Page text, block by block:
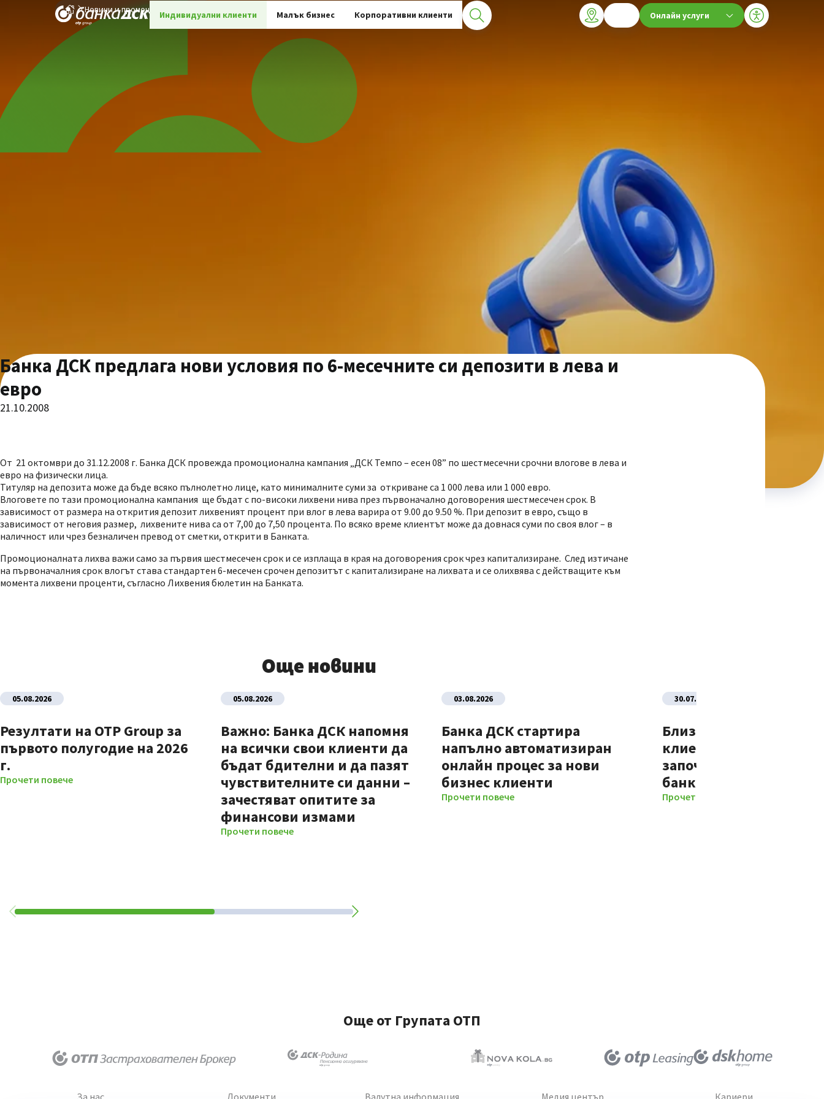
Индивидуални клиенти Малък бизнес Корпоративни клиенти Онлайн услуги
Новини и промоции
Банка ДСК предлага нови условия по 6-месечните си депозити в лева и
евро
21.10.2008
От 21 октомври до 31.12.2008 г. Банка ДСК провежда промоционална кампания „ДСК Темпо – есен 08” по шестмесечни срочни влогове в лева и
евро на физически лица.
Титуляр на депозита може да бъде всяко пълнолетно лице, като минималните суми за откриване са 1 000 лева или 1 000 евро.
Влоговете по тази промоционална кампания ще бъдат с по-високи лихвени нива през първоначално договорения шестмесечен срок. В
зависимост от размера на открития депозит лихвеният процент при влог в лева варира от 9.00 до 9.50 %. При депозит в евро, също в
зависимост от неговия размер, лихвените нива са от 7,00 до 7,50 процента. По всяко време клиентът може да довнася суми по своя влог – в
наличност или чрез безналичен превод от сметки, открити в Банката.
Промоционалната лихва важи само за първия шестмесечен срок и се изплаща в края на договорения срок чрез капитализиране. След изтичане
на първоначалния срок влогът става стандартен 6-месечен срочен депозитът с капитализиране на лихвата и се олихвява с действащите към
момента лихвени проценти, съгласно Лихвения бюлетин на Банката.
Още новини
05.08.2026
Резултати на OTP Group за
първото полугодие на 2026
г.
Прочети повече
05.08.2026
Важно: Банка ДСК напомня
на всички свои клиенти да
бъдат бдителни и да пазят
чувствителните си данни –
зачестяват опитите за
финансови измами
Прочети повече
03.08.2026
Банка ДСК стартира
напълно автоматизиран
онлайн процес за нови
бизнес клиенти
Прочети повече
30.07.2026
Близо 70% от новите
клиенти на Банка ДСК
започват отношенията
банката изцяло
Прочети повече
Още от Групата ОТП
За нас Документи Валутна информация Медия център Кариери